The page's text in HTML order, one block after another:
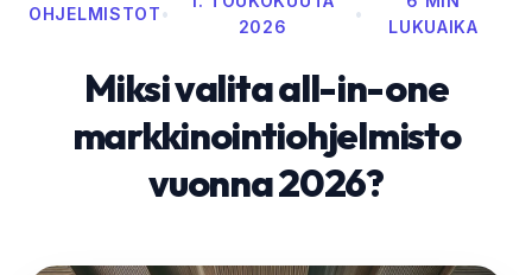
OHJELMISTOT•
2026
•
LUKUAIKA
Miksi valita all-in-one
markkinointiohjelmisto
vuonna 2026?